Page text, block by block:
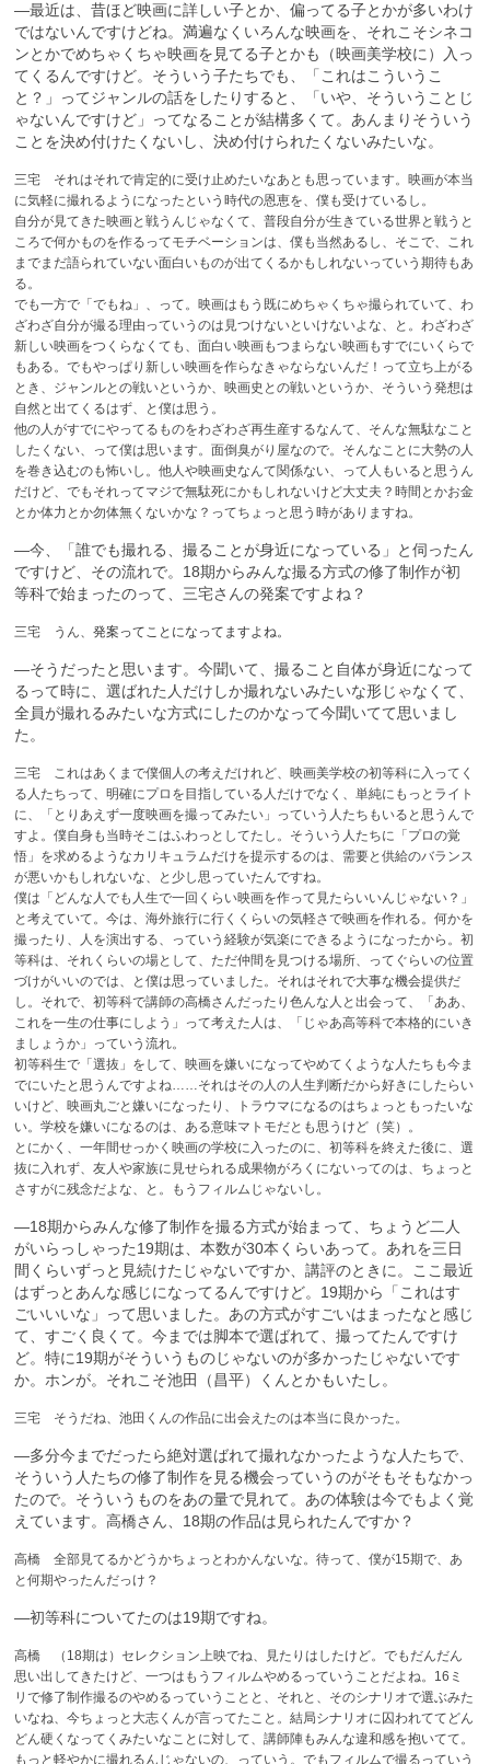
—最近は、昔ほど映画に詳しい子とか、偏ってる子とかが多いわけ
ではないんですけどね。満遍なくいろんな映画を、それこそシネコ
ンとかでめちゃくちゃ映画を見てる子とかも（映画美学校に）入っ
てくるんですけど。そういう子たちでも、「これはこういうこ
と？」ってジャンルの話をしたりすると、「いや、そういうことじ
ゃないんですけど」ってなることが結構多くて。あんまりそういう
ことを決め付けたくないし、決め付けられたくないみたいな。
三宅 それはそれで肯定的に受け止めたいなあとも思っています。映画が本当
に気軽に撮れるようになったという時代の恩恵を、僕も受けているし。
自分が見てきた映画と戦うんじゃなくて、普段自分が生きている世界と戦うと
ころで何かものを作るってモチベーションは、僕も当然あるし、そこで、これ
までまだ語られていない面白いものが出てくるかもしれないっていう期待もあ
る。
でも一方で「でもね」、って。映画はもう既にめちゃくちゃ撮られていて、わ
ざわざ自分が撮る理由っていうのは見つけないといけないよな、と。わざわざ
新しい映画をつくらなくても、面白い映画もつまらない映画もすでにいくらで
もある。でもやっぱり新しい映画を作らなきゃならないんだ！って立ち上がる
とき、ジャンルとの戦いというか、映画史との戦いというか、そういう発想は
自然と出てくるはず、と僕は思う。
他の人がすでにやってるものをわざわざ再生産するなんて、そんな無駄なこと
したくない、って僕は思います。面倒臭がり屋なので。そんなことに大勢の人
を巻き込むのも怖いし。他人や映画史なんて関係ない、って人もいると思うん
だけど、でもそれってマジで無駄死にかもしれないけど大丈夫？時間とかお金
とか体力とか勿体無くないかな？ってちょっと思う時がありますね。
—今、「誰でも撮れる、撮ることが身近になっている」と伺ったん
ですけど、その流れで。18期からみんな撮る方式の修了制作が初
等科で始まったのって、三宅さんの発案ですよね？
三宅 うん、発案ってことになってますよね。
—そうだったと思います。今聞いて、撮ること自体が身近になって
るって時に、選ばれた人だけしか撮れないみたいな形じゃなくて、
全員が撮れるみたいな方式にしたのかなって今聞いてて思いまし
た。
三宅 これはあくまで僕個人の考えだけれど、映画美学校の初等科に入ってく
る人たちって、明確にプロを目指している人だけでなく、単純にもっとライト
に、「とりあえず一度映画を撮ってみたい」っていう人たちもいると思うんで
すよ。僕自身も当時そこはふわっとしてたし。そういう人たちに「プロの覚
悟」を求めるようなカリキュラムだけを提示するのは、需要と供給のバランス
が悪いかもしれないな、と少し思っていたんですね。
僕は「どんな人でも人生で一回くらい映画を作って見たらいいんじゃない？」
と考えていて。今は、海外旅行に行くくらいの気軽さで映画を作れる。何かを
撮ったり、人を演出する、っていう経験が気楽にできるようになったから。初
等科は、それくらいの場として、ただ仲間を見つける場所、ってぐらいの位置
づけがいいのでは、と僕は思っていました。それはそれで大事な機会提供だ
し。それで、初等科で講師の高橋さんだったり色んな人と出会って、「ああ、
これを一生の仕事にしよう」って考えた人は、「じゃあ高等科で本格的にいき
ましょうか」っていう流れ。
初等科生で「選抜」をして、映画を嫌いになってやめてくような人たちも今ま
でにいたと思うんですよね……それはその人の人生判断だから好きにしたらい
いけど、映画丸ごと嫌いになったり、トラウマになるのはちょっともったいな
い。学校を嫌いになるのは、ある意味マトモだとも思うけど（笑）。
とにかく、一年間せっかく映画の学校に入ったのに、初等科を終えた後に、選
抜に入れず、友人や家族に見せられる成果物がろくにないってのは、ちょっと
さすがに残念だよな、と。もうフィルムじゃないし。
—18期からみんな修了制作を撮る方式が始まって、ちょうど二人
がいらっしゃった19期は、本数が30本くらいあって。あれを三日
間くらいずっと見続けたじゃないですか、講評のときに。ここ最近
はずっとあんな感じになってるんですけど。19期から「これはす
ごいいいな」って思いました。あの方式がすごいはまったなと感じ
て、すごく良くて。今までは脚本で選ばれて、撮ってたんですけ
ど。特に19期がそういうものじゃないのが多かったじゃないです
か。ホンが。それこそ池田（昌平）くんとかもいたし。
三宅 そうだね、池田くんの作品に出会えたのは本当に良かった。
—多分今までだったら絶対選ばれて撮れなかったような人たちで、
そういう人たちの修了制作を見る機会っていうのがそもそもなかっ
たので。そういうものをあの量で見れて。あの体験は今でもよく覚
えています。高橋さん、18期の作品は見られたんですか？
高橋 全部見てるかどうかちょっとわかんないな。待って、僕が15期で、あ
と何期やったんだっけ？
—初等科についてたのは19期ですね。
高橋 （18期は）セレクション上映でね、見たりはしたけど。でもだんだん
思い出してきたけど、一つはもうフィルムやめるっていうことだよね。16ミ
リで修了制作撮るのやめるっていうことと、それと、そのシナリオで選ぶみた
いなね、今ちょっと大志くんが言ってたこと。結局シナリオに囚われててどん
どん硬くなってくみたいなことに対して、講師陣もみんな違和感を抱いてて。
もっと軽やかに撮れるんじゃないの、っていう。でもフィルムで撮るっていう